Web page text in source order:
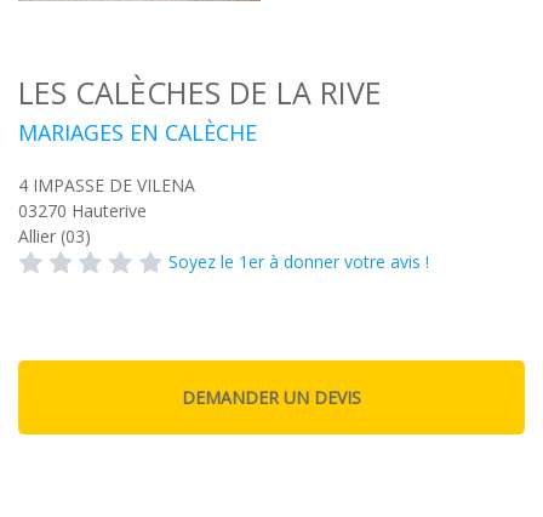
LES CALÈCHES DE LA RIVE
MARIAGES EN CALÈCHE
4 IMPASSE DE VILENA
03270 Hauterive
Allier (03)
Soyez le 1er à donner votre avis !